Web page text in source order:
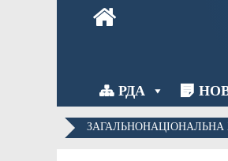
РДА
ЗАГАЛЬНОНАЦІОНАЛЬНА